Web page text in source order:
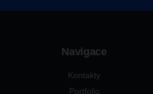
Navigace
Kontakty
Portfolio